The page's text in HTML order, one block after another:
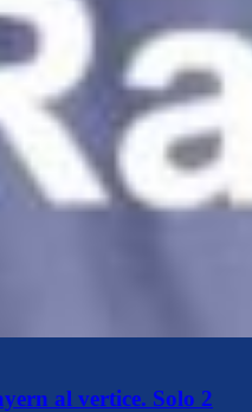
al vertice. Solo 2